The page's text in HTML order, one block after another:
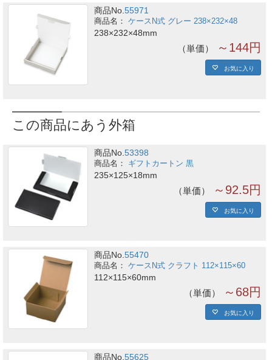
商品No.55971
ケースN式 グレー 238×232×48
238×232×48mm
単価 ～144円
お気に入り
この商品にあう外箱
商品No.53398
ギフトカートン 黒
235×125×18mm
単価 ～92.5円
お気に入り
商品No.55470
ケースN式 クラフト 112×115×60
112×115×60mm
単価 ～68円
お気に入り
商品No.55625